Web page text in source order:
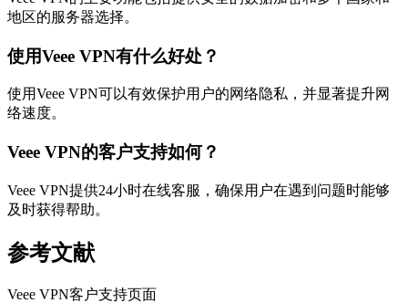
地区的服务器选择。
使用Veee VPN有什么好处？
使用Veee VPN可以有效保护用户的网络隐私，并显著提升网
络速度。
Veee VPN的客户支持如何？
Veee VPN提供24小时在线客服，确保用户在遇到问题时能够
及时获得帮助。
参考文献
Veee VPN客户支持页面